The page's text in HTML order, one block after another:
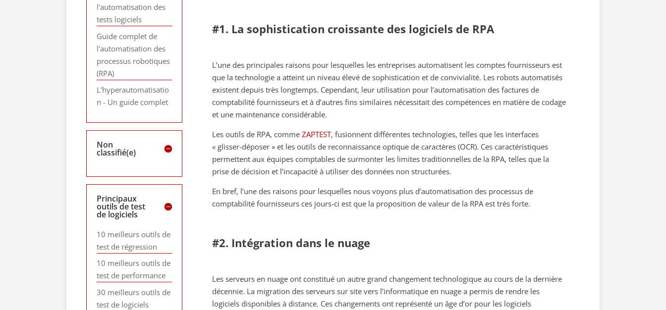
#1. La sophistication croissante des logiciels de RPA
L’une des principales raisons pour lesquelles les entreprises automatisent les comptes fournisseurs est
que la technologie a atteint un niveau élevé de sophistication et de convivialité. Les robots automatisés
existent depuis très longtemps. Cependant, leur utilisation pour l’automatisation des factures de
comptabilité fournisseurs et à d’autres fins similaires nécessitait des compétences en matière de codage
et une maintenance considérable.
Les outils de RPA, commeZAPTEST, fusionnent différentes technologies, telles que les interfaces
« glisser-déposer » et les outils de reconnaissance optique de caractères (OCR). Ces caractéristiques
permettent aux équipes comptables de surmonter les limites traditionnelles de la RPA, telles que la
prise de décision et l’incapacité à utiliser des données non structurées.
En bref, l’une des raisons pour lesquelles nous voyons plus d’automatisation des processus de
comptabilité fournisseurs ces jours-ci est que la proposition de valeur de la RPA est très forte.
#2. Intégration dans le nuage
Les serveurs en nuage ont constitué un autre grand changement technologique au cours de la dernière
décennie. La migration des serveurs sur site vers l’informatique en nuage a permis de rendre les
logiciels disponibles à distance. Ces changements ont représenté un âge d’or pour les logiciels
l'automatisation des
tests logiciels
Guide complet de
l'automatisation des
processus robotiques
(RPA)
L'hyperautomatisatio
n - Un guide complet
Non
classifié(e)
Principaux
outils de test
de logiciels
10 meilleurs outils de
test de régression
10 meilleurs outils de
test de performance
30 meilleurs outils de
test de logiciels